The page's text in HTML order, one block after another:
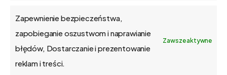
Zapewnienie bezpieczeństwa,
zapobieganie oszustwom i naprawianie
błędów, Dostarczanie i prezentowanie
reklam i treści.
Zawsze aktywne
O firmie
Praca